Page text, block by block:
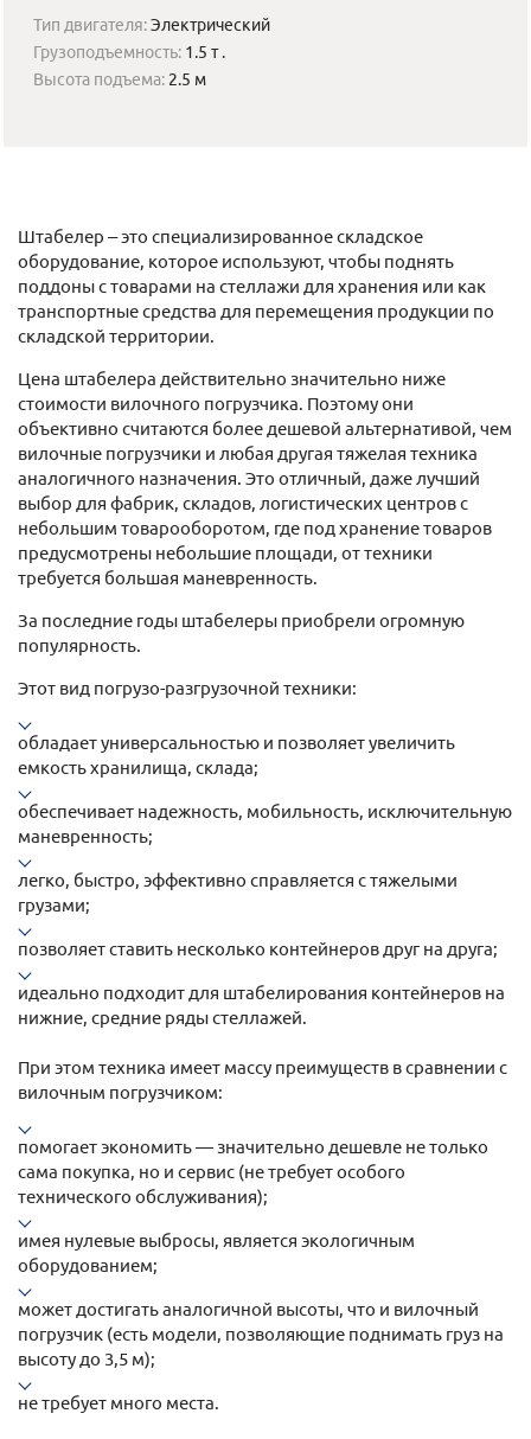
Тип двигателя:Электрический
Грузоподъемность: 1.5 т .
Высота подъема: 2.5 м
Штабелер – это специализированное складское
оборудование, которое используют, чтобы поднять
поддоны с товарами на стеллажи для хранения или как
транспортные средства для перемещения продукции по
складской территории.
Цена штабелера действительно значительно ниже
стоимости вилочного погрузчика. Поэтому они
объективно считаются более дешевой альтернативой, чем
вилочные погрузчики и любая другая тяжелая техника
аналогичного назначения. Это отличный, даже лучший
выбор для фабрик, складов, логистических центров с
небольшим товарооборотом, где под хранение товаров
предусмотрены небольшие площади, от техники
требуется большая маневренность.
За последние годы штабелеры приобрели огромную
популярность.
Этот вид погрузо-разгрузочной техники:
обладает универсальностью и позволяет увеличить
емкость хранилища, склада;
обеспечивает надежность, мобильность, исключительную
маневренность;
легко, быстро, эффективно справляется с тяжелыми
грузами;
позволяет ставить несколько контейнеров друг на друга;
идеально подходит для штабелирования контейнеров на
нижние, средние ряды стеллажей.
При этом техника имеет массу преимуществ в сравнении с
вилочным погрузчиком:
помогает экономить — значительно дешевле не только
сама покупка, но и сервис (не требует особого
технического обслуживания);
имея нулевые выбросы, является экологичным
оборудованием;
может достигать аналогичной высоты, что и вилочный
погрузчик (есть модели, позволяющие поднимать груз на
высоту до 3,5 м);
не требует много места.